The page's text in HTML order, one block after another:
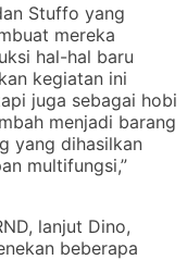
Stuffo yang
mereka
hal-hal baru
kegiatan ini
juga sebagai hobi
menjadi barang
yang dihasilkan
multifungsi,”
lanjut Dino,
beberapa